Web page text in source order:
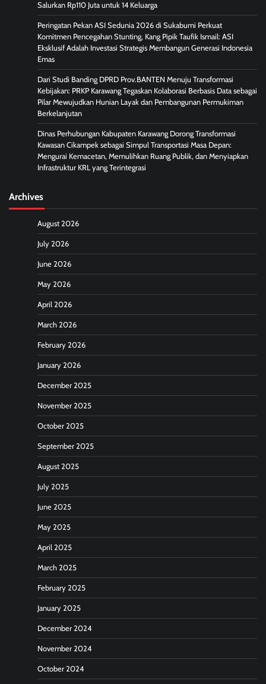
Salurkan Rp110 Juta untuk 14 Keluarga
Peringatan Pekan ASI Sedunia 2026 di Sukabumi Perkuat
Komitmen Pencegahan Stunting, Kang Pipik Taufik Ismail: ASI
Eksklusif Adalah Investasi Strategis Membangun Generasi Indonesia
Emas
Dari Studi Banding DPRD Prov.BANTEN Menuju Transformasi
Kebijakan: PRKP Karawang Tegaskan Kolaborasi Berbasis Data sebagai
Pilar Mewujudkan Hunian Layak dan Pembangunan Permukiman
Berkelanjutan
Dinas Perhubungan Kabupaten Karawang Dorong Transformasi
Kawasan Cikampek sebagai Simpul Transportasi Masa Depan:
Mengurai Kemacetan, Memulihkan Ruang Publik, dan Menyiapkan
Infrastruktur KRL yang Terintegrasi
Archives
August 2026
July 2026
June 2026
May 2026
April 2026
March 2026
February 2026
January 2026
December 2025
November 2025
October 2025
September 2025
August 2025
July 2025
June 2025
May 2025
April 2025
March 2025
February 2025
January 2025
December 2024
November 2024
October 2024